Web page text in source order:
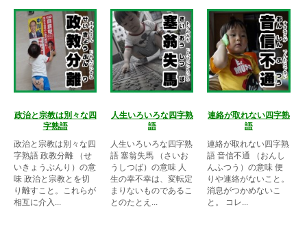
政治と宗教は別々な四
字熟語
政治と宗教は別々な四
字熟語 政教分離 （せ
いきょうぶんり）の意
味 政治と宗教とを切
り離すこと。これらが
相互に介入...
人生いろいろな四字熟
語
人生いろいろな四字熟
語 塞翁失馬 （さいお
うしつば）の意味 人
生の幸不幸は、変転定
まりないものであるこ
とのたとえ...
連絡が取れない四字熟
語
連絡が取れない四字熟
語 音信不通 （おんし
んふつう）の意味 便
りや連絡がないこと。
消息がつかめないこ
と。 コレ...